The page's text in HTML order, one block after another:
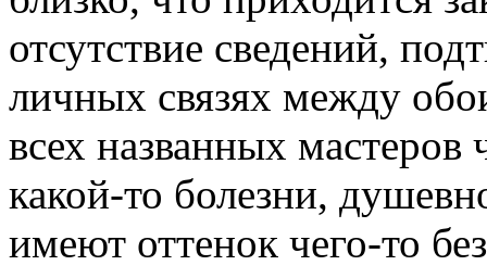
отсутствие сведений,
личных связях между
всех названных
какой-то болезни,
имеют оттенок чего-то